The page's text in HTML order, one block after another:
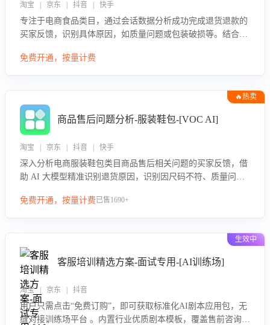
淘宝 | 京东 | 抖音 | 快手
专注于电商食品类目，通过会话数据分析成功完成退货退款的
买家反馈，识别具体原因，如质量问题或包装破损等。结合AI
低退款率，提升售后效率。
免费开通，按量计费
🔥热卖
商品售后问题分析-服装鞋包-[VOC AI]
淘宝 | 京东 | 抖音 | 快手
深入分析电商服装鞋包类目商品售后相关问题的买家反馈，借
助 AI 大模型精准识别退货原因，识别因尺码不符、质量问题
商家优化产品或服务，实现销售额的显著提升。
免费开通，按量计费已售1690+
生效中
客服培训精选方案-面试专用-[AI训练场]
淘宝 | 京东 | 抖音
用户只需点击“免费订购”，即可获取标准化AI剧本应用包，无
缝对接训练场平台 。内置行业优质剧本模板，覆盖售前咨询、